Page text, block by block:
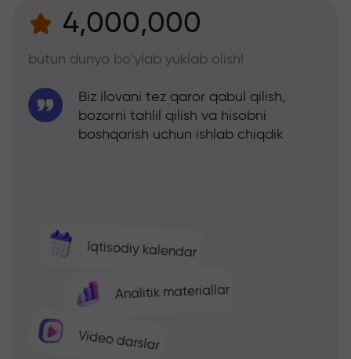
4,000,000
butun dunyo bo‘ylab yuklab olish!
Iqtisodiy kalendar
Analitik materiallar
Video darslar
Biz ilovani tez qaror qabul qilish,
bozorni tahlil qilish va hisobni
boshqarish uchun ishlab chiqdik